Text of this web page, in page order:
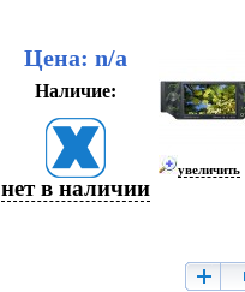
Цена: n/a
Наличие:
нет в наличии
увеличить